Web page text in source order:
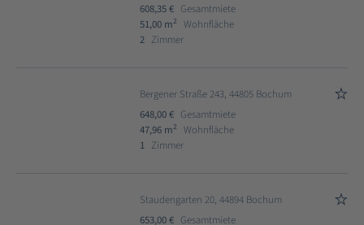
608,35 € Gesamtmiete
51,00 m2
Wohnfläche
2 Zimmer
Bergener Straße 243, 44805 Bochum
648,00 € Gesamtmiete
47,96 m2
Wohnfläche
1 Zimmer
Staudengarten 20, 44894 Bochum
653,00 € Gesamtmiete